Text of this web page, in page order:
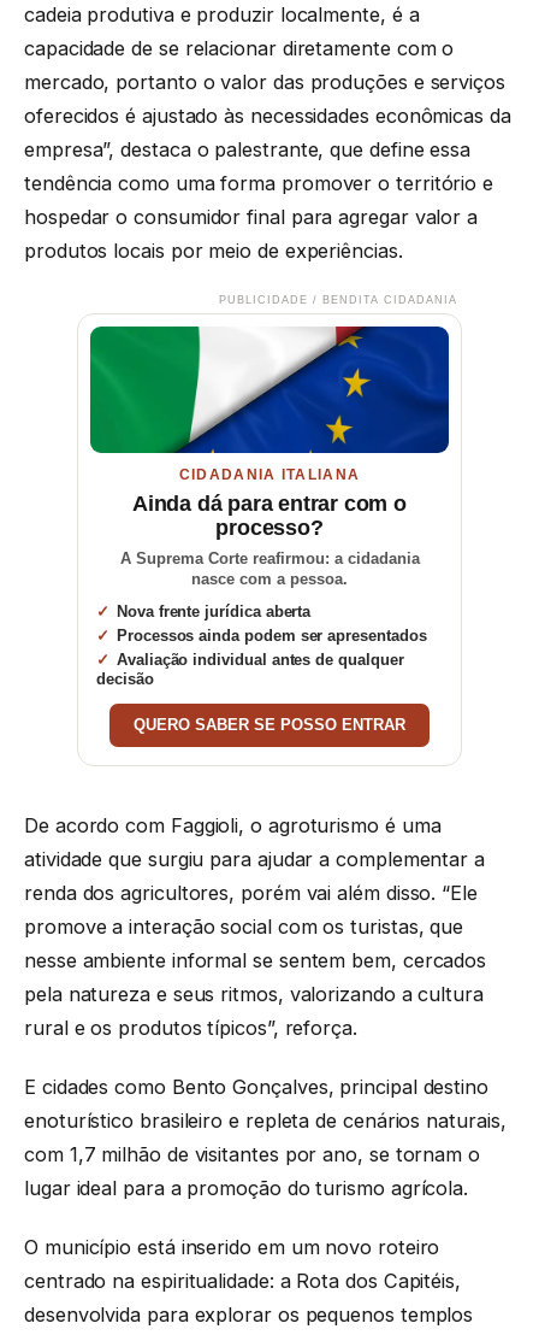
cadeia produtiva e produzir localmente, é a
capacidade de se relacionar diretamente com o
mercado, portanto o valor das produções e serviços
oferecidos é ajustado às necessidades econômicas da
empresa”, destaca o palestrante, que define essa
tendência como uma forma promover o território e
hospedar o consumidor final para agregar valor a
produtos locais por meio de experiências.
PUBLICIDADE / BENDITA CIDADANIA
CIDADANIA ITALIANA
Ainda dá para entrar com o
processo?
A Suprema Corte reafirmou: a cidadania
nasce com a pessoa.
Nova frente jurídica aberta
Processos ainda podem ser apresentados
Avaliação individual antes de qualquer
decisão
QUERO SABER SE POSSO ENTRAR
De acordo com Faggioli, o agroturismo é uma
atividade que surgiu para ajudar a complementar a
renda dos agricultores, porém vai além disso. “Ele
promove a interação social com os turistas, que
nesse ambiente informal se sentem bem, cercados
pela natureza e seus ritmos, valorizando a cultura
rural e os produtos típicos”, reforça.
E cidades como Bento Gonçalves, principal destino
enoturístico brasileiro e repleta de cenários naturais,
com 1,7 milhão de visitantes por ano, se tornam o
lugar ideal para a promoção do turismo agrícola.
O município está inserido em um novo roteiro
centrado na espiritualidade: a Rota dos Capitéis,
desenvolvida para explorar os pequenos templos